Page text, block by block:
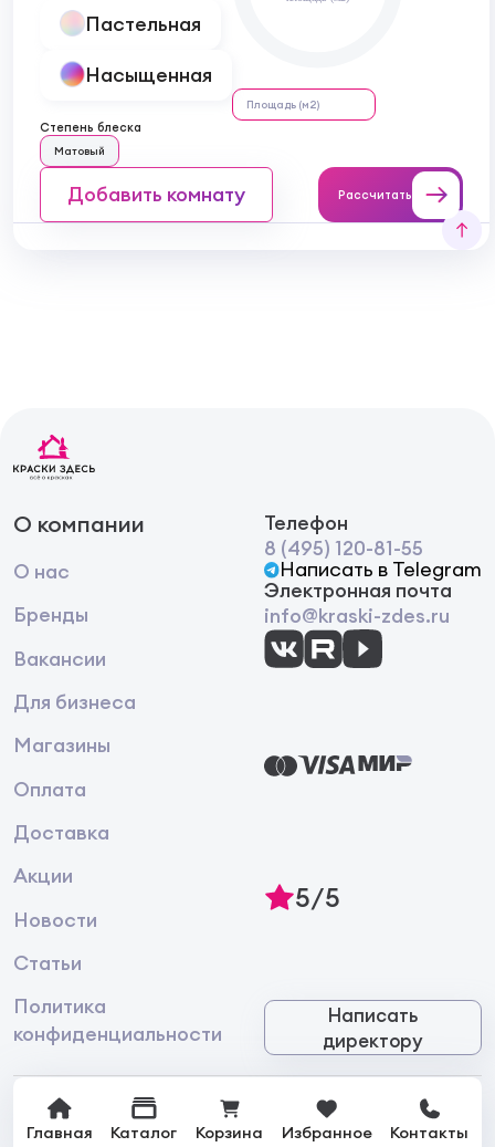
Главная Каталог Корзина Избранное Контакты
Пастельная
Насыщенная
Степень блеска
Матовый
Добавить комнату Рассчитать
О компании
О нас
Бренды
Вакансии
Для бизнеса
Магазины
Оплата
Доставка
Акции
Новости
Статьи
Политика
конфиденциальности
Телефон
8 (495) 120-81-55
Написать в Telegram
Электронная почта
info@kraski-zdes.ru
5/5
Написать
директору
© 2026 Интернет-магазин лакокрасочной продукции